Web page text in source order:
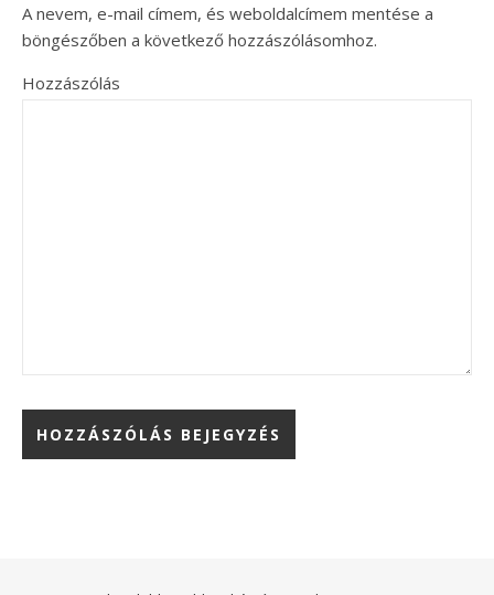
A nevem, e-mail címem, és weboldalcímem mentése a
böngészőben a következő hozzászólásomhoz.
Hozzászólás